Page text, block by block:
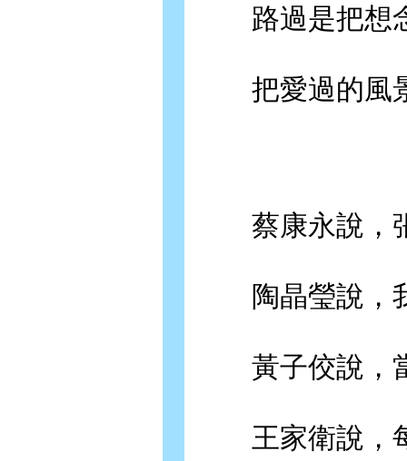
路過是把想
把愛過的風
蔡康永說，張
陶晶瑩說，我
黃子佼說，當
王家衛說，每